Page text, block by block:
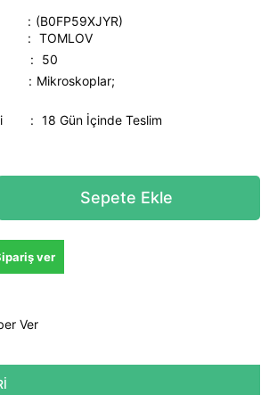
(B0FP59XJYR)
: TOMLOV
:
50
Mikroskoplar;
: 18 Gün İçinde Teslim
ver
Ver